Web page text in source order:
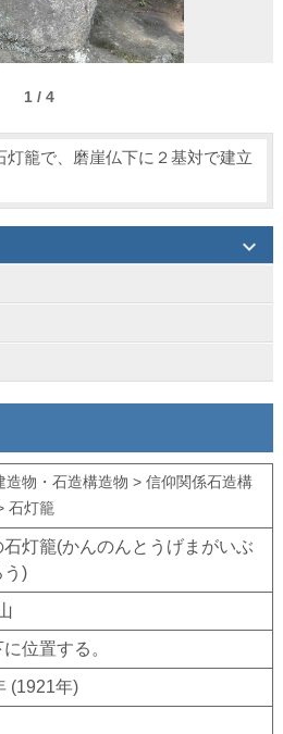
1 / 4
灯籠で、磨崖仏下に２基対で建立
keyboard_arrow_down
造物・石造構造物 > 信仰関係石造構
石灯籠
灯籠(かんのんとうげまがいぶ
う)
位置する。
(1921年)